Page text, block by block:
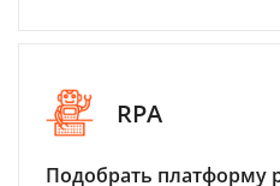
RPA
Подобрать платформу